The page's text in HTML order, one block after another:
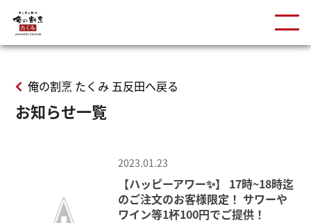
俺の割烹 たくみ 五反田へ戻る
お知らせ一覧
2023.01.23
【ハッピーアワー✨】 17時~18時迄
のご注文のお客様限定！ サワーや
ワイン等1杯100円でご提供！